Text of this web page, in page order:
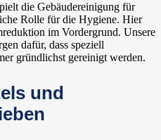
die Gebäudereinigung für
Rolle für die Hygiene. Hier
im Vordergrund. Unsere
dafür, dass speziell
gründlichst gereinigt werden.
und